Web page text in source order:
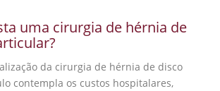
uma cirurgia de hérnia de
da cirurgia de hérnia de disco
contempla os custos hospitalares,